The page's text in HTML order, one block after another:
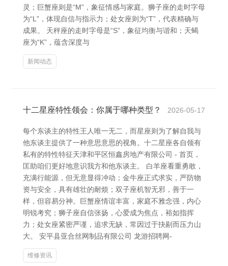
灵；巨蟹座则是“M”，象征情感与家庭。狮子座的走时字母
为“L”，体现自信与指示力；处女座则为“T”，代表精确与
成果。 天秤座的走时字母是“S”，象征均衡与谐和；天蝎
座为“K”，蕴含深度与
新闻动态
十二星座特性领会：你属于哪种类型？ 2026-05-17
每个东谈主的特性王人唯一无二，而星座则为了解自我与
他东谈主提供了一种意思意思的视角。十二星座各自领有
私有的特性特征天津和平区恒鑫房地产有限公司 - 首页，
匡助咱们更好地意识我方和他东谈主。 白羊座看重勇敢，
充满行能源，但无意显得冲动；金牛座正式求实，严防物
资与安全，具有雄壮的耐烦；双子座机智无邪，善于一
样，但容易分神。巨蟹座情谊丰富，家庭不雅念强，内心
明锐考究；狮子座自信张扬，心爱成为焦点，裕如指挥
力；处女座紧密严谨，追求无缺，常因过于抉剔而压力山
大。 安平县亚合丝网制品有限公司 龙游招聘网-
维修资讯